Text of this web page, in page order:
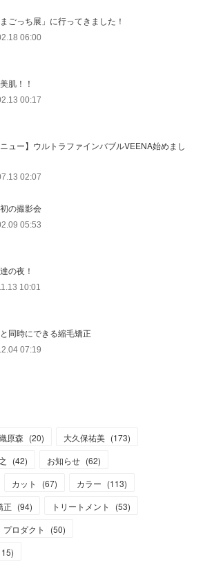
まごっち展」に行ってきました！
06:00
肌！！
00:17
ニュー】ウルトラファインバブルVEENA始めまし
02:07
の撮影会
05:53
の夜！
10:01
同時にできる縮毛矯正
07:19
原森 (20) 大久保祐美 (173)
(42) お知らせ (62)
カット (67) カラー (113)
正 (94) トリートメント (53)
プロダクト (50)
)